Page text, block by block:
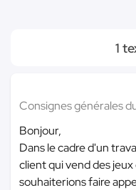
1
Consignes générales
Bonjour,
Dans le cadre d'un
client qui vend des
souhaiterions faire